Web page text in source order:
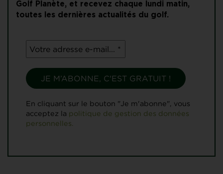
Golf Planète, et recevez chaque lundi matin,
toutes les dernières actualités du golf.
En cliquant sur le bouton "Je m'abonne", vous
acceptez la politique de gestion des données
personnelles.